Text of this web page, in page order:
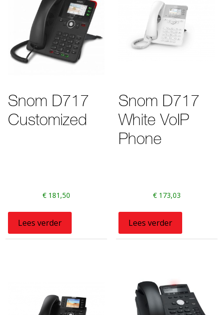
Snom D717
Customized
€ 181,50
Lees verder
Snom D717
White VoIP
Phone
€173,03
Lees verder